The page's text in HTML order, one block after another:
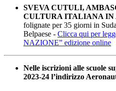
SVEVA CUTULI,
CULTURA ITALIANA IN
folignate per 35 giorni in
Belpaese - Clicca qui per
NAZIONE” edizione online
Nelle iscrizioni alle scuole
2023-24 l’indirizzo